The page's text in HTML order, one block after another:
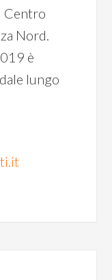
Centro
Nord.
è
lungo